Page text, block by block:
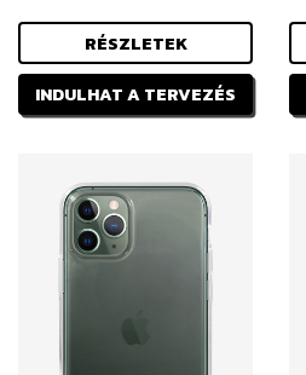
RÉSZLETEK
INDULHAT A TERVEZÉS